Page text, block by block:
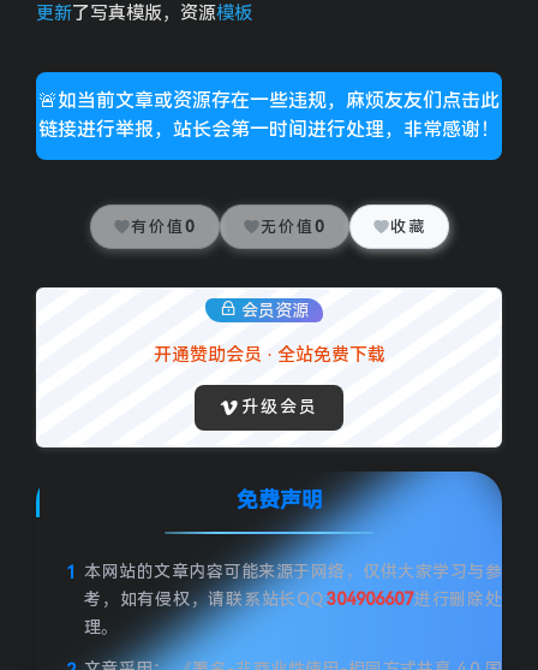
更新了写真模版，资源模板
🚨如当前文章或资源存在一些违规，麻烦友友们点击此
链接进行举报，站长会第一时间进行处理，非常感谢！
有价值 0 无价值 0 收藏
会员资源
开通赞助会员 · 全站免费下载
升级会员
免费声明
本网站的文章内容可能来源于网络，仅供大家学习与参
考，如有侵权，请联系站长QQ:304906607进行删除处
理。